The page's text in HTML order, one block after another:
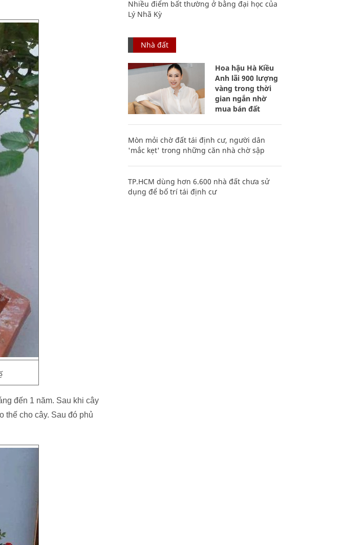
đến 1 năm. Sau khi cây
thế cho cây. Sau đó phủ
Nhiều điểm bất thường ở bằng đại học của
Lý Nhã Kỳ
Nhà đất
Hoa hậu Hà Kiều
Anh lãi 900 lượng
vàng trong thời
gian ngắn nhờ
mua bán đất
Mòn mỏi chờ đất tái định cư, người dân
'mắc kẹt' trong những căn nhà chờ sập
TP.HCM dùng hơn 6.600 nhà đất chưa sử
dụng để bố trí tái định cư